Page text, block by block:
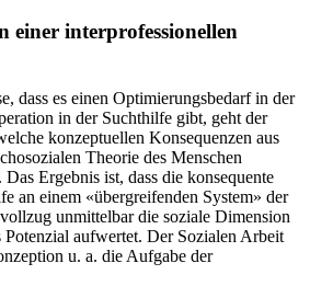
einer interprofessionellen
dass es einen Optimierungsbedarf in der
in der Suchthilfe gibt, geht der
konzeptuellen Konsequenzen aus
Theorie des Menschen
Ergebnis ist, dass die konsequente
an einem «übergreifenden System» der
unmittelbar die soziale Dimension
Potenzial aufwertet. Der Sozialen Arbeit
u. a. die Aufgabe der